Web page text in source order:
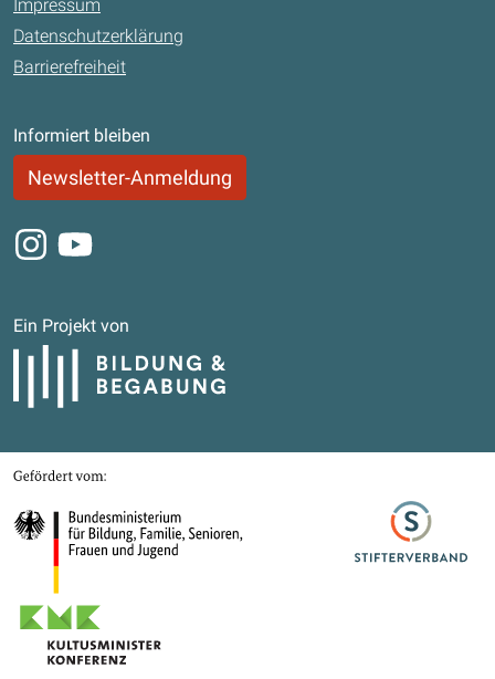
Impressum
Datenschutzerklärung
Barrierefreiheit
Informiert bleiben
Newsletter-Anmeldung
Instagram
Youtube
Ein Projekt von
Bildung und Begabung
Gefördert von
Bundesministerium für Bildung, Familie, Senioren, Frauen und Jugend
Stifterverband
Kultusministerkonferenz